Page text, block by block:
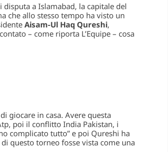
a Islamabad, la capitale del
che allo stesso tempo ha visto un
Aisam-Ul Haq Qureshi,
– come riporta L’Equipe – cosa
giocare in casa. Avere questa
poi il conflitto India Pakistan, i
complicato tutto” e poi Qureshi ha
questo torneo fosse vista come una